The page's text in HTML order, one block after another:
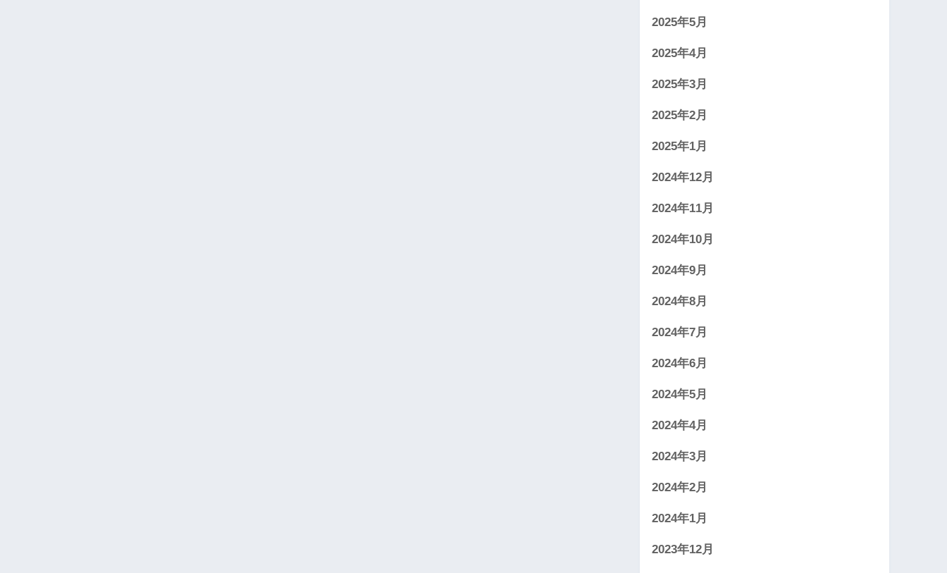
2025年5月
2025年4月
2025年3月
2025年2月
2025年1月
2024年12月
2024年11月
2024年10月
2024年9月
2024年8月
2024年7月
2024年6月
2024年5月
2024年4月
2024年3月
2024年2月
2024年1月
2023年12月